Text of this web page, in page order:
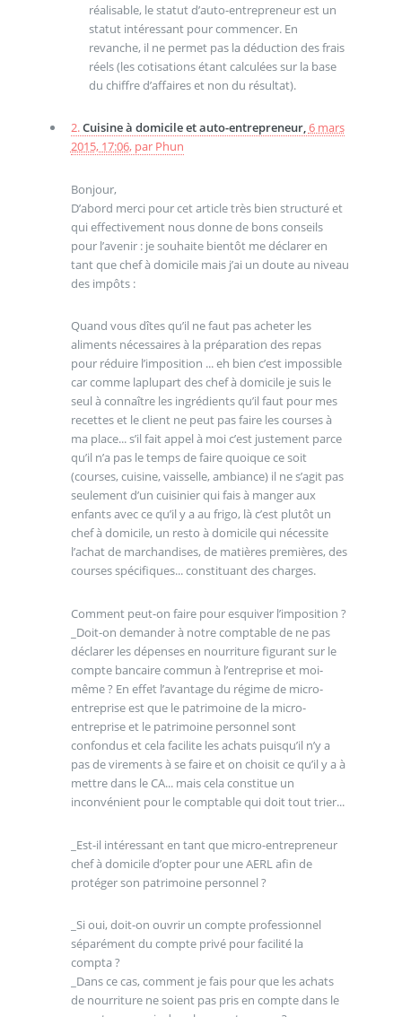
réalisable, le statut d’auto-entrepreneur est un
statut intéressant pour commencer. En
revanche, il ne permet pas la déduction des frais
réels (les cotisations étant calculées sur la base
du chiffre d’affaires et non du résultat).
2.Cuisine à domicile et auto-entrepreneur,6 mars
2015, 17:06, par Phun
Bonjour,
D’abord merci pour cet article très bien structuré et
qui effectivement nous donne de bons conseils
pour l’avenir : je souhaite bientôt me déclarer en
tant que chef à domicile mais j’ai un doute au niveau
des impôts :
Quand vous dîtes qu’il ne faut pas acheter les
aliments nécessaires à la préparation des repas
pour réduire l’imposition ... eh bien c’est impossible
car comme laplupart des chef à domicile je suis le
seul à connaître les ingrédients qu’il faut pour mes
recettes et le client ne peut pas faire les courses à
ma place... s’il fait appel à moi c’est justement parce
qu’il n’a pas le temps de faire quoique ce soit
(courses, cuisine, vaisselle, ambiance) il ne s’agit pas
seulement d’un cuisinier qui fais à manger aux
enfants avec ce qu’il y a au frigo, là c’est plutôt un
chef à domicile, un resto à domicile qui nécessite
l’achat de marchandises, de matières premières, des
courses spécifiques... constituant des charges.
Comment peut-on faire pour esquiver l’imposition ?
_Doit-on demander à notre comptable de ne pas
déclarer les dépenses en nourriture figurant sur le
compte bancaire commun à l’entreprise et moi-
même ? En effet l’avantage du régime de micro-
entreprise est que le patrimoine de la micro-
entreprise et le patrimoine personnel sont
confondus et cela facilite les achats puisqu’il n’y a
pas de virements à se faire et on choisit ce qu’il y a à
mettre dans le CA... mais cela constitue un
inconvénient pour le comptable qui doit tout trier...
_Est-il intéressant en tant que micro-entrepreneur
chef à domicile d’opter pour une AERL afin de
protéger son patrimoine personnel ?
_Si oui, doit-on ouvrir un compte professionnel
séparément du compte privé pour facilité la
compta ?
_Dans ce cas, comment je fais pour que les achats
de nourriture ne soient pas pris en compte dans le